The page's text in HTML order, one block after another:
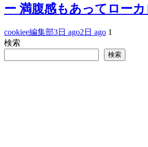
ー 満腹感もあってローカ
cookiee編集部3日 ago2日 ago 1
検索
検索